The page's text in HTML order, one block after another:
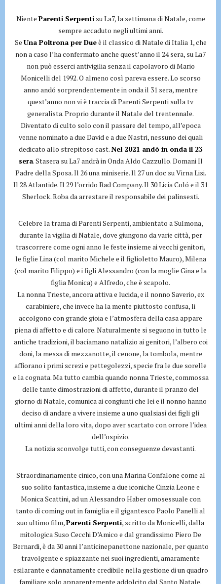
Niente Parenti Serpentisu La7, la settimana di Natale, come
sempre accaduto negli ultimi anni.
SeUna Poltrona per Dueè il classico di Natale di Italia 1, che
non a caso l’ha confermato anche quest’anno il 24 sera, su La7
non può esserci antivigilia senza il capolavoro di Mario
Monicelli del 1992. O almeno così pareva essere. Lo scorso
anno andó sorprendentemente in onda il 31 sera, mentre
quest’anno non vi è traccia di Parenti Serpenti sulla tv
generalista. Proprio durante il Natale del trentennale.
Diventato di culto solo con il passare del tempo, all’epoca
venne nominato a due David e a due Nastri, nessuno dei quali
dedicato allo strepitoso cast.Nel 2021 andò in onda il 23
sera. Stasera su La7 andrà in Onda Aldo Cazzullo. Domani Il
Padre della Sposa. Il 26 una miniserie. Il 27 un doc su Virna Lisi.
Il 28 Atlantide. Il 29 l’orrido Bad Company. Il 30 Licia Coló e il 31
Sherlock. Roba da arrestare il responsabile dei palinsesti.
Celebre la trama di Parenti Serpenti, ambientato a Sulmona,
durante la vigilia di Natale, dove giungono da varie città, per
trascorrere come ogni anno le feste insieme ai vecchi genitori,
le figlie Lina (col marito Michele e il figlioletto Mauro), Milena
(col marito Filippo) e i figli Alessandro (con la moglie Gina e la
figlia Monica) e Alfredo, che è scapolo.
La nonna Trieste, ancora attiva e lucida, e il nonno Saverio, ex
carabiniere, che invece ha la mente piuttosto confusa, li
accolgono con grande gioia e l’atmosfera della casa appare
piena di affetto e di calore. Naturalmente si seguono in tutto le
antiche tradizioni, il baciamano natalizio ai genitori, l’albero coi
doni, la messa di mezzanotte, il cenone, la tombola, mentre
affiorano i primi screzi e pettegolezzi, specie fra le due sorelle
e la cognata. Ma tutto cambia quando nonna Trieste, commossa
delle tante dimostrazioni di affetto, durante il pranzo del
giorno di Natale, comunica ai congiunti che lei e il nonno hanno
deciso di andare a vivere insieme a uno qualsiasi dei figli gli
ultimi anni della loro vita, dopo aver scartato con orrore l’idea
dell’ospizio.
La notizia sconvolge tutti, con conseguenze devastanti.
Straordinariamente cinico, con una Marina Confalone come al
suo solito fantastica, insieme a due iconiche Cinzia Leone e
Monica Scattini, ad un Alessandro Haber omosessuale con
tanto di coming out in famiglia e il gigantesco Paolo Panelli al
suo ultimo film,Parenti Serpenti, scritto da Monicelli, dalla
mitologica Suso Cecchi D’Amico e dal grandissimo Piero De
Bernardi, è da 30 anni l’anticinepanettone nazionale, per quanto
travolgente e spiazzante nei suoi ingredienti, amaramente
esilarante e dannatamente credibile nella gestione di un quadro
familiare solo apparentemente addolcito dal Santo Natale.